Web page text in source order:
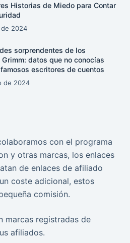
Historias de Miedo para Contar
2024
sorprendentes de los
Grimm: datos que no conocías
escritores de cuentos
de 2024
con el programa
y otras marcas, los enlaces
de enlaces de afiliado
coste adicional, estos
comisión.
marcas registradas de
afiliados.